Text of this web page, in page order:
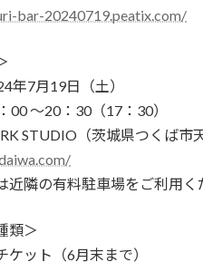
bar-20240719.peatix.com/
年7月19日（土）
～20：30（17：30）
STUDIO（茨城県つくば市
隣の有料駐車場をご利用く
類＞
ット（6月末まで）